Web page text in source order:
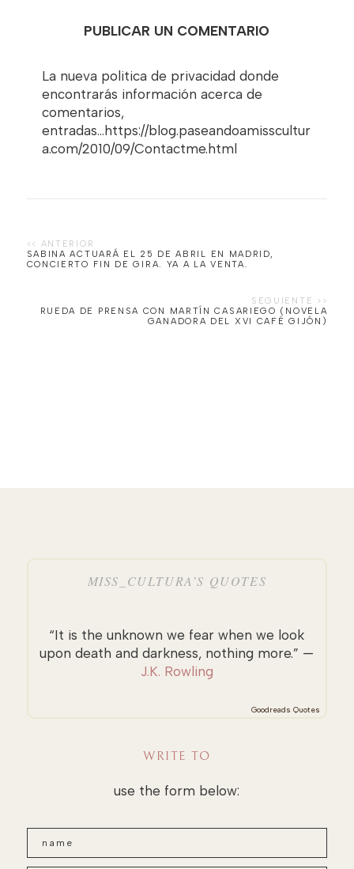
PUBLICAR UN COMENTARIO
La nueva politica de privacidad donde
encontrarás información acerca de
comentarios,
entradas...https://blog.paseandoamisscultur
a.com/2010/09/Contactme.html
SABINA ACTUARÁ EL 25 DE ABRIL EN MADRID,
RUEDA DE PRENSA CON MARTÍN CASARIEGO (NOVELA
GANADORA DEL XVI CAFÉ GIJÓN)
MISS_CULTURA’S QUOTES
“It is the unknown we fear when we look
upon death and darkness, nothing more.” —
J.K. Rowling
Goodreads Quotes
WRITE TO
use the form below: